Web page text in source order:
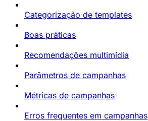
Categorização de templates
Boas práticas
Recomendações multimídia
Parâmetros de campanhas
Métricas de campanhas
Erros frequentes em campanhas